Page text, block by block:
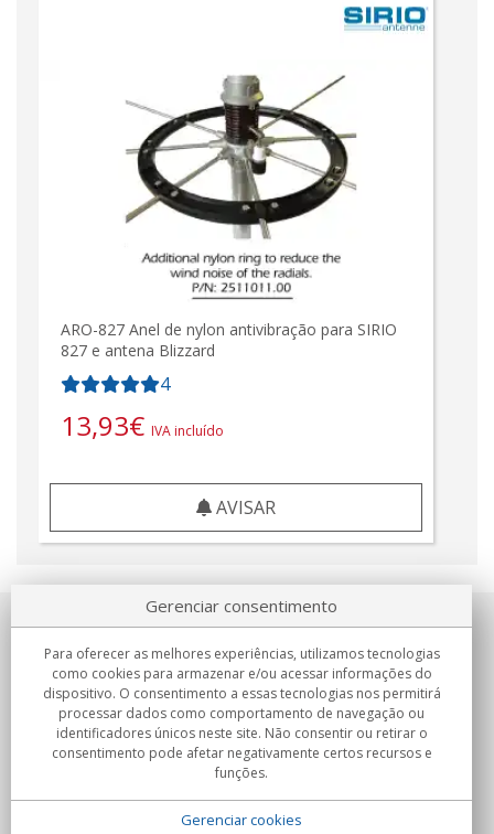
ARO-827 Anel de nylon antivibração para SIRIO
827 e antena Blizzard
4
13,93€ IVA incluído
AVISAR
Sobre nosotros
Compromissos
Compras
Gerenciar consentimento
Para oferecer as melhores experiências, utilizamos tecnologias
como cookies para armazenar e/ou acessar informações do
dispositivo. O consentimento a essas tecnologias nos permitirá
processar dados como comportamento de navegação ou
identificadores únicos neste site. Não consentir ou retirar o
consentimento pode afetar negativamente certos recursos e
funções.
Gerenciar cookies